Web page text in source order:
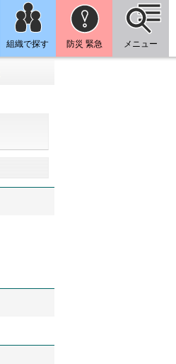
組織で探す 防災 緊急 メニュー